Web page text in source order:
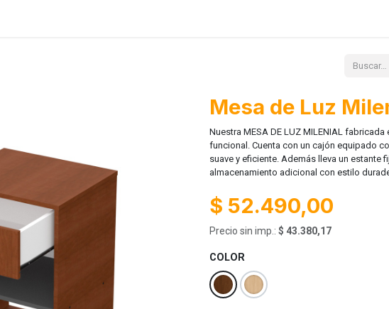
Mesa de Luz
Nuestra MESA DE LUZ MILENIAL
funcional. Cuenta con un cajón equipado
suave y eficiente. Además lleva un
almacenamiento adicional con estilo
$ 52.490,00
Precio sin imp.: $ 43.380,17
COLOR